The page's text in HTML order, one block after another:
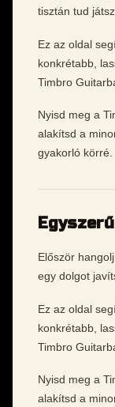
tisztán tud
Ez az oldal
konkrétabb,
Timbro
Nyisd meg a
alakítsd a
gyakorló körré.
Először
egy dolgot
Ez az oldal
konkrétabb,
Timbro
Nyisd meg a
alakítsd a